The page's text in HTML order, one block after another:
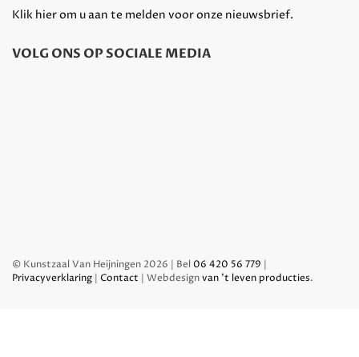
Klik hier om u aan te melden voor onze nieuwsbrief.
VOLG ONS OP SOCIALE MEDIA
© Kunstzaal Van Heijningen 2026 | Bel 06 420 56 779 |
Privacyverklaring | Contact | Webdesignvan 't leven producties.